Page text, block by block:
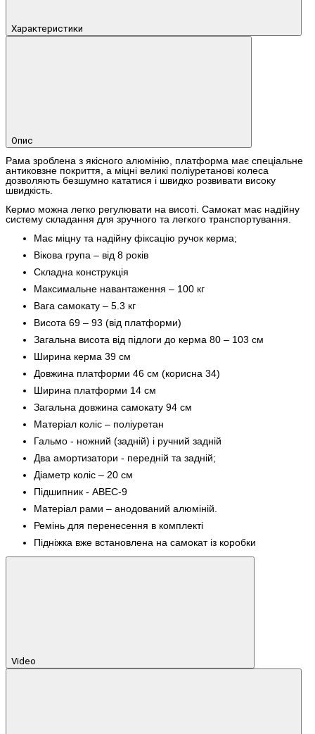
Характеристики
Опис
Рама зроблена з якісного алюмінію, платформа має спеціальне
антиковзне покриття, а міцні великі поліуретанові колеса
дозволяють безшумно кататися і швидко розвивати високу
швидкість.
Кермо можна легко регулювати на висоті. Самокат має надійну
систему складання для зручного та легкого транспортування.
Має міцну та надійну фіксацію ручок керма;
Вікова група – від 8 років
Складна конструкція
Максимальне навантаження – 100 кг
Вага самокату – 5.3 кг
Висота 69 – 93 (від платформи)
Загальна висота від підлоги до керма 80 – 103 см
Ширина керма 39 см
Довжина платформи 46 см (корисна 34)
Ширина платформи 14 см
Загальна довжина самокату 94 см
Матеріал коліс – поліуретан
Гальмо - ножний (задній) і ручний задній
Два амортизатори - передній та задній;
Діаметр коліс – 20 см
Підшипник - ABEC-9
Матеріал рами – анодований алюміній.
Ремінь для перенесення в комплекті
Підніжка вже встановлена ​​на самокат із коробки
Video